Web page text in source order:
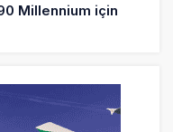
Millennium için
ve aldanma!
yıl sonra sil baştan